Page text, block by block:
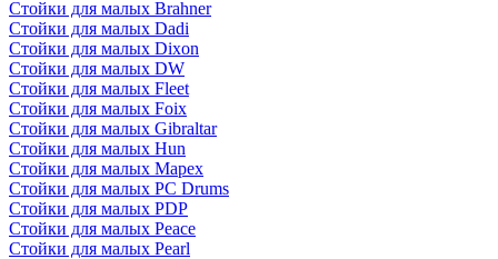
Стойки для малых Brahner
Стойки для малых Dadi
Стойки для малых Dixon
Стойки для малых DW
Стойки для малых Fleet
Стойки для малых Foix
Стойки для малых Gibraltar
Стойки для малых Hun
Стойки для малых Mapex
Стойки для малых PC Drums
Стойки для малых PDP
Стойки для малых Peace
Стойки для малых Pearl